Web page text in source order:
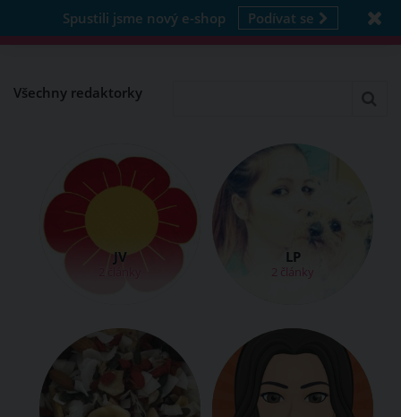
Spustili jsme nový e-shop Podívat se
Všechny redaktorky
JV LP
2 články